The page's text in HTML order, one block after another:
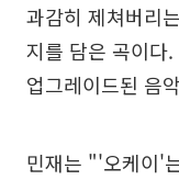
과감히 제쳐버리
지를 담은 곡이다
업그레이드된 음
민재는 "'오케이'